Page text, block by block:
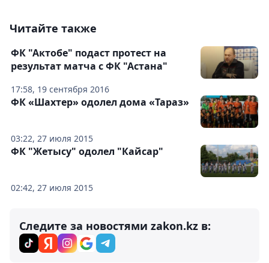
Читайте также
17:58, 19 сентября 2016
ФК "Актобе" подаст протест на
результат матча с ФК "Астана"
03:22, 27 июля 2015
ФК «Шахтер» одолел дома «Тараз»
02:42, 27 июля 2015
ФК "Жетысу" одолел "Кайсар"
Следите за новостями zakon.kz в: